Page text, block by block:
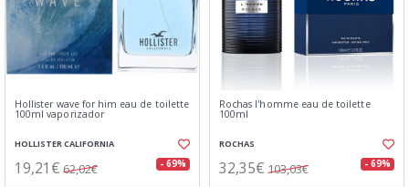
Hollister wave for him eau de toilette
100ml vaporizador
HOLLISTER CALIFORNIA
19,21€ 62,02€ - 69%
Rochas l'homme eau de toilette
100ml
ROCHAS
32,35€ 103,03€ - 69%